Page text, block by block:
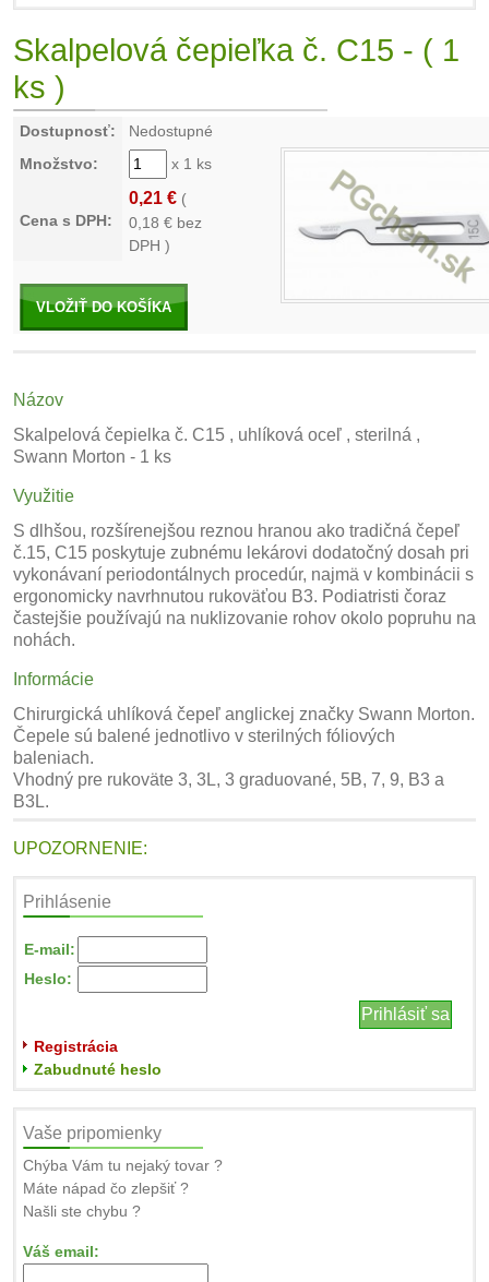
Skalpelová čepieľka č. C15 - ( 1
ks )
Dostupnosť:
Nedostupné
Množstvo:
x 1 ks
Cena s DPH:
0,21 € (
0,18 € bez
DPH )
VLOŽIŤ DO KOŠÍKA
Názov
Skalpelová čepielka č. C15 , uhlíková oceľ , sterilná ,
Swann Morton - 1 ks
Využitie
S dlhšou, rozšírenejšou reznou hranou ako tradičná čepeľ
č.15, C15 poskytuje zubnému lekárovi dodatočný dosah pri
vykonávaní periodontálnych procedúr, najmä v kombinácii s
ergonomicky navrhnutou rukoväťou B3. Podiatristi čoraz
častejšie používajú na nuklizovanie rohov okolo popruhu na
nohách.
Informácie
Chirurgická uhlíková čepeľ anglickej značky Swann Morton.
Čepele sú balené jednotlivo v sterilných fóliových
baleniach.
Vhodný pre rukoväte 3, 3L, 3 graduované, 5B, 7, 9, B3 a
B3L.
UPOZORNENIE:
Prihlásenie
E-mail:
Heslo:
Registrácia
Zabudnuté heslo
Vaše pripomienky
Chýba Vám tu nejaký tovar ?
Máte nápad čo zlepšiť ?
Našli ste chybu ?
Váš email: